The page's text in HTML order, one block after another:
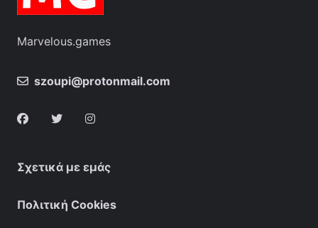
Marvelous.games
szoupi@protonmail.com
Σχετικά με εμάς
Πολιτική Cookies